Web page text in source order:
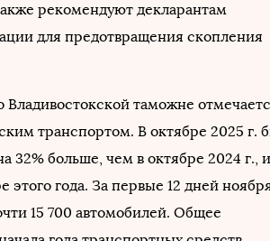
рекомендуют декларантам
для предотвращения скопления
Владивостокской таможне
транспортом. В октябре 2025 г.
больше, чем в октябре 2024 г.,
этого года. За первые 12 дней
15 700 автомобилей. Общее